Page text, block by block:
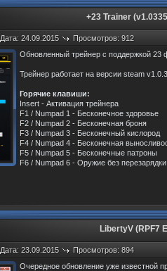
+23 Trainer
Дата: 24.09.2015
Просмотров: 912
Обновленный трейнер с поддержкой 23
Трейнер работает на версии steam
Горячие клавиши:
Insert - Активация трейнера
F1 / Numpad 1 - Бесконечное здоровье
F2 / Numpad 2 - Бесконечная броня
F3 / Numpad 3 - Бесконечный кислород
F4 / Numpad 4 - Бесконечная
F5 / Numpad 5 - Бесконечные патроны
F6 / Numpad 6 - Оружие без перезарядки
LibertyV (RPF7
Дата: 23.09.2015
Просмотров: 894
Очередное обновление уже известной